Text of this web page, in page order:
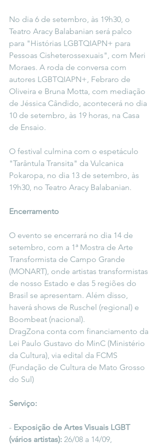
No dia 6 de setembro, às 19h30, o
Teatro Aracy Balabanian será palco
para "Histórias LGBTQIAPN+ para
Pessoas Cisheterossexuais", com Meri
Moraes. A roda de conversa com
autores LGBTQIAPN+, Febraro de
Oliveira e Bruna Motta, com mediação
de Jéssica Cândido, acontecerá no dia
10 de setembro, às 19 horas, na Casa
de Ensaio.
O festival culmina com o espetáculo
"Tarântula Transita" da Vulcanica
Pokaropa, no dia 13 de setembro, às
19h30, no Teatro Aracy Balabanian.
Encerramento
O evento se encerrará no dia 14 de
setembro, com a 1ª Mostra de Arte
Transformista de Campo Grande
(MONART), onde artistas transformistas
de nosso Estado e das 5 regiões do
Brasil se apresentam. Além disso,
haverá shows de Ruschel (regional) e
Boombeat (nacional).
DragZona conta com financiamento da
Lei Paulo Gustavo do MinC (Ministério
da Cultura), via edital da FCMS
(Fundação de Cultura de Mato Grosso
do Sul)
Serviço:
- Exposição de Artes Visuais LGBT
(vários artistas): 26/08 a 14/09,